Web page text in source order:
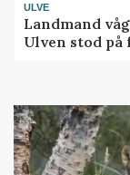
ULVE
Landmand
Ulven stod